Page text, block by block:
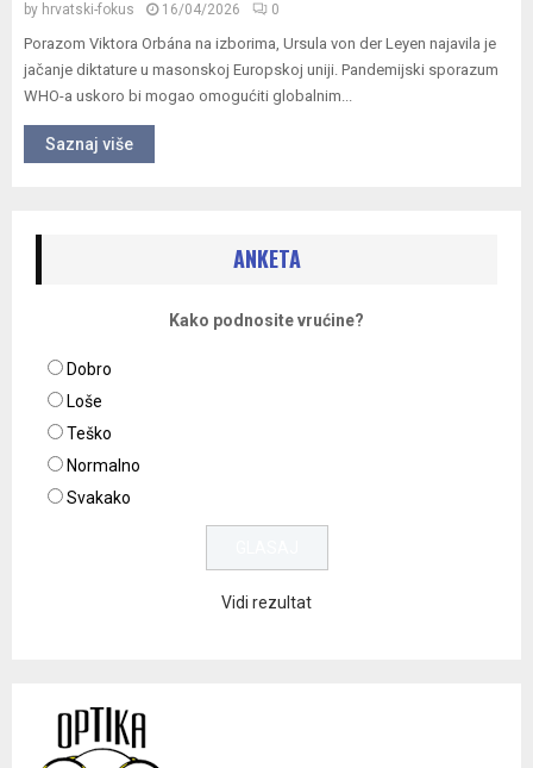
by hrvatski-fokus 16/04/2026 0
Porazom Viktora Orbána na izborima, Ursula von der Leyen najavila je
jačanje diktature u masonskoj Europskoj uniji. Pandemijski sporazum
WHO-a uskoro bi mogao omogućiti globalnim...
Saznaj više
ANKETA
Kako podnosite vrućine?
Dobro
Loše
Teško
Normalno
Svakako
Vidi rezultat